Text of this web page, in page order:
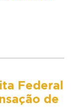
Federal
de